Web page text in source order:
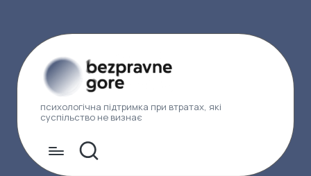
Б
з
психологічна підтримка при втратах, які
суспільство не визнає